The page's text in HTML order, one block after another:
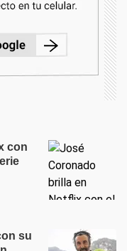
con
su